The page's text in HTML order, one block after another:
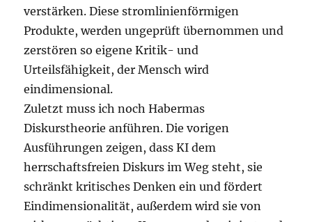
verstärken. Diese stromlinienförmigen
Produkte, werden ungeprüft übernommen und
zerstören so eigene Kritik- und
Urteilsfähigkeit, der Mensch wird
eindimensional.
Zuletzt muss ich noch Habermas
Diskurstheorie anführen. Die vorigen
Ausführungen zeigen, dass KI dem
herrschaftsfreien Diskurs im Weg steht, sie
schränkt kritisches Denken ein und fördert
Eindimensionalität, außerdem wird sie von